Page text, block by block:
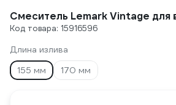
Смеситель Lemark Vintage для
Код товара: 15916596
Длина излива
155 мм
170 мм